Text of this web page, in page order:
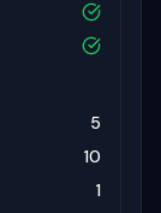
5
10
1